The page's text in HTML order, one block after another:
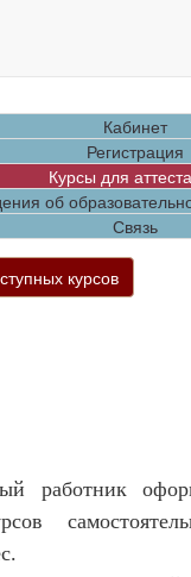
Кабинет
Регистрация
Курсы для
об
Связь
курсов
работник